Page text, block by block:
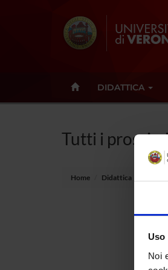
Uso
Noi
DIDATTICA
Tutti i
Home Didattica